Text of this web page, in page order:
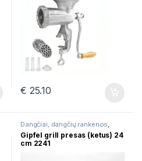
€ 25.10
Dangčiai, dangčių rankenos,
Grilio keptuvės Įvairios prekės
Špižinės keptuvės
Gipfel grill presas (ketus) 24
cm 2241